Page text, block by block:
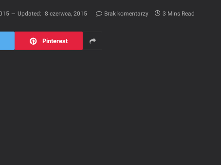
Updated: 8 czerwca, 2015 Brak komentarzy 3 Mins Read
Pinterest